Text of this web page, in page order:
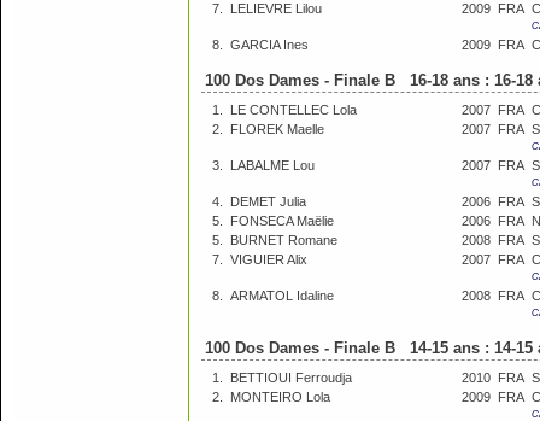
7. LELIEVRE Lilou 2009 FRA
8. GARCIA Ines 2009 FRA
100 Dos Dames - Finale B 16-18 ans : 16-
1. LE CONTELLEC Lola 2007 FRA
2.
FLOREK Maelle 2007 FRA
3. LABALME Lou 2007 FRA
4. DEMET Julia 2006 FRA
5.
FONSECA Maëlie 2006 FRA
5.
BURNET Romane 2008 FRA
7.
VIGUIER Alix 2007 FRA
8. ARMATOL Idaline 2008 FRA
100 Dos Dames - Finale B 14-15 ans : 14-
1. BETTIOUI Ferroudja 2010 FRA
2.
MONTEIRO Lola 2009 FRA